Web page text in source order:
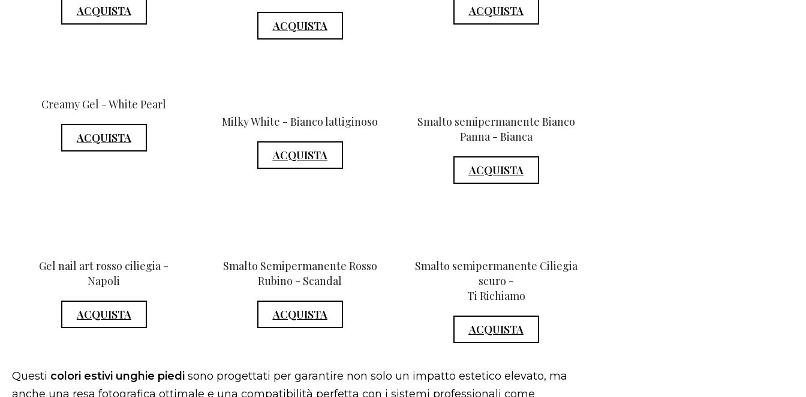
ACQUISTA
ACQUISTA
ACQUISTA
Creamy Gel - White Pearl
ACQUISTA
Milky White - Bianco lattiginoso
ACQUISTA
Smalto semipermanente Bianco
Panna - Bianca
ACQUISTA
Gel nail art rosso ciliegia -
Napoli
ACQUISTA
Smalto Semipermanente Rosso
Rubino - Scandal
ACQUISTA
Smalto semipermanente Ciliegia
scuro -
Ti Richiamo
ACQUISTA
Questi colori estivi unghie piedi sono progettati per garantire non solo un impatto estetico elevato, ma
anche una resa fotografica ottimale e una compatibilità perfetta con i sistemi professionali come